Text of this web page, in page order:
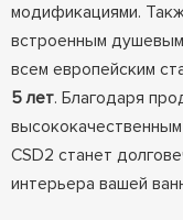
модификациями.
встроенным
всем европейским
5 лет. Благодаря
CSD2 станет
интерьера вашей